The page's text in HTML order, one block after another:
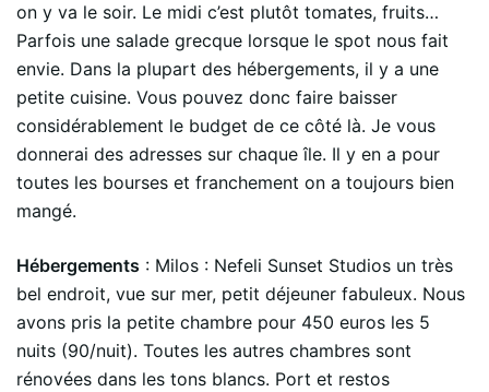
on y va le soir. Le midi c’est plutôt tomates, fruits…
Parfois une salade grecque lorsque le spot nous fait
envie. Dans la plupart des hébergements, il y a une
petite cuisine. Vous pouvez donc faire baisser
considérablement le budget de ce côté là. Je vous
donnerai des adresses sur chaque île. Il y en a pour
toutes les bourses et franchement on a toujours bien
mangé.
Hébergements : Milos : Nefeli Sunset Studios un très
bel endroit, vue sur mer, petit déjeuner fabuleux. Nous
avons pris la petite chambre pour 450 euros les 5
nuits (90/nuit). Toutes les autres chambres sont
rénovées dans les tons blancs. Port et restos